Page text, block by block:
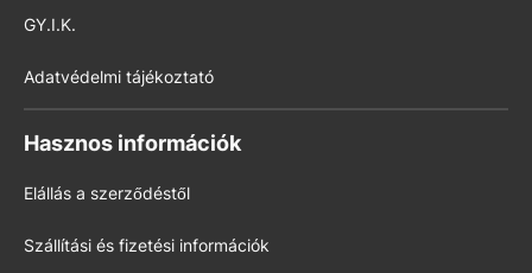
GY.I.K.
Adatvédelmi tájékoztató
Hasznos információk
Elállás a szerződéstől
Szállítási és fizetési információk